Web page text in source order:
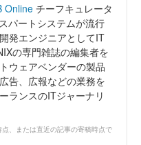
Online チーフキュレータ
パートシステムが流行
発エンジニアとしてIT
の専門雑誌の編集者を
ウェアベンダーの製品
告、広報などの業務を
ランスのITジャーナリ
、または直近の記事の寄稿時点で